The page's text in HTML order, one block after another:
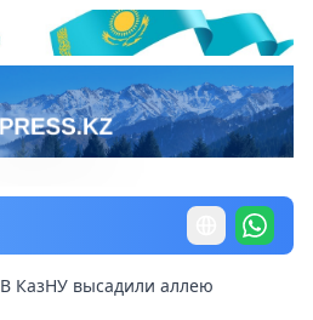
В КазНУ высадили аллею